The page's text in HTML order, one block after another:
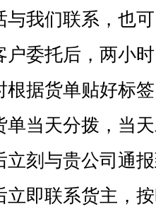
我们联系，也
委托后，两小
据货单贴好标签
当天分拨，当
刻与贵公司通
即联系货主，